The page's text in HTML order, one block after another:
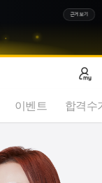
근거보기
이벤트 합격수